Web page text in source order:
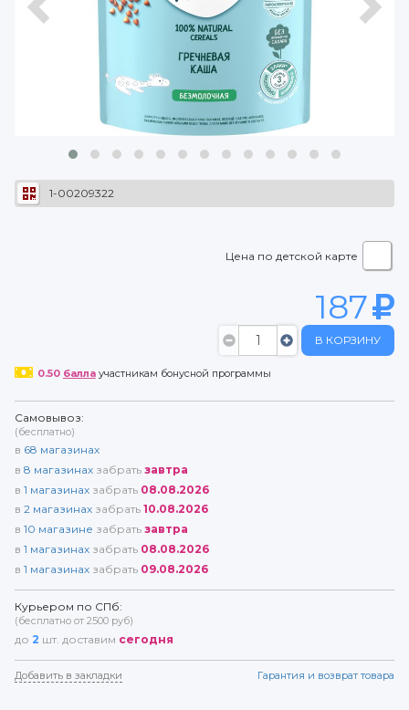
1-00209322
Цена по детской карте
187
В КОРЗИНУ
0.50 баллаучастникам бонусной программы
Самовывоз:
(бесплатно)
в 68 магазинах
в 8 магазинах забрать завтра
в 1 магазинах забрать 08.08.2026
в 2 магазинах забрать 10.08.2026
в 10 магазине забрать завтра
в 1 магазинах забрать 08.08.2026
в 1 магазинах забрать 09.08.2026
Курьером по СПб:
(бесплатно от 2500 руб)
до 2 шт. доставим сегодня
Добавить в закладки Гарантия и возврат товара